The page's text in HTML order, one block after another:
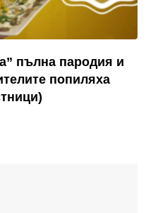
пълна пародия и
попиляха